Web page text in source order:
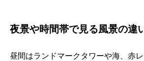
夜景や時間帯で見る風景の違
昼間はランドマークタワーや海、赤